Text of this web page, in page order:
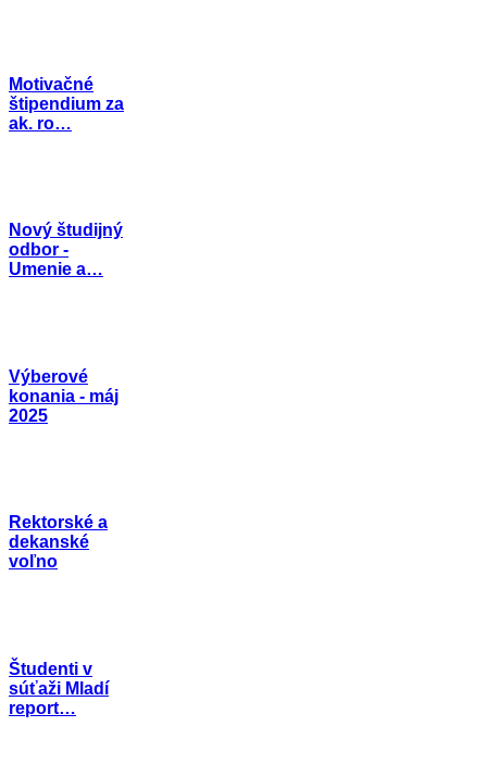
Motivačné
štipendium za
ak. ro…
Nový študijný
odbor -
Umenie a…
Výberové
konania - máj
2025
Rektorské a
dekanské
voľno
Študenti v
súťaži Mladí
report…